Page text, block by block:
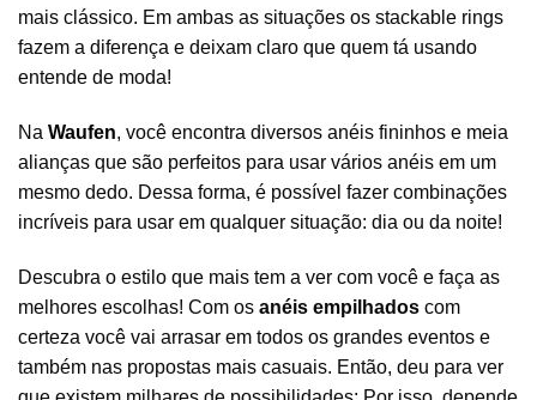
mais clássico. Em ambas as situações os stackable rings
fazem a diferença e deixam claro que quem tá usando
entende de moda!
Na Waufen, você encontra diversos anéis fininhos e meia
alianças que são perfeitos para usar vários anéis em um
mesmo dedo. Dessa forma, é possível fazer combinações
incríveis para usar em qualquer situação: dia ou da noite!
Descubra o estilo que mais tem a ver com você e faça as
melhores escolhas! Com os anéis empilhados com
certeza você vai arrasar em todos os grandes eventos e
também nas propostas mais casuais. Então, deu para ver